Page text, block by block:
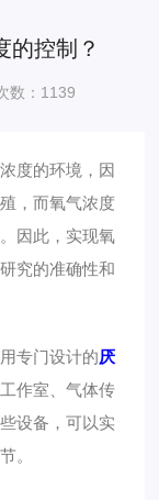
的控制？
数：1139
度的环境，因
，而氧气浓度
因此，实现氧
究的准确性和
专门设计的厌
作室、气体传
设备，可以实
。